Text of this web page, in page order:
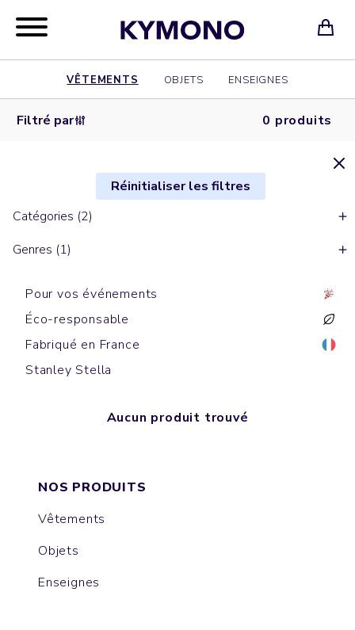
VÊTEMENTS OBJETS ENSEIGNES
Filtré par 0 produits
Réinitialiser les filtres
Catégories (2)
Genres (1)
Pour vos événements
Éco-responsable
Fabriqué en France
Stanley Stella
Aucun produit trouvé
NOS PRODUITS
Vêtements
Objets
Enseignes